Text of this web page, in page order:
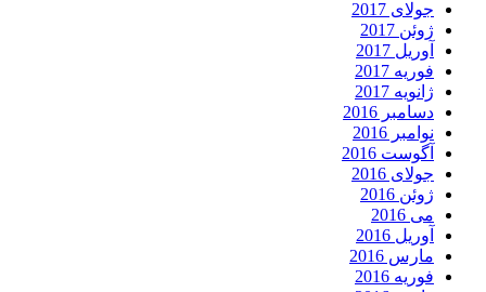
جولای 2017
ژوئن 2017
آوریل 2017
فوریه 2017
ژانویه 2017
دسامبر 2016
نوامبر 2016
آگوست 2016
جولای 2016
ژوئن 2016
می 2016
آوریل 2016
مارس 2016
فوریه 2016